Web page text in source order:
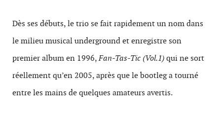
Dès ses débuts, le trio se fait rapidement un nom dans
le milieu musical underground et enregistre son
premier album en 1996,Fan-Tas-Tic (Vol.1)qui ne sort
réellement qu’en 2005, après que le bootleg a tourné
entre les mains de quelques amateurs avertis.